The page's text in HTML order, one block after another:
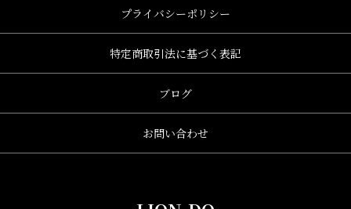
プライバシーポリシー
特定商取引法に基づく表記
ブログ
お問い合わせ